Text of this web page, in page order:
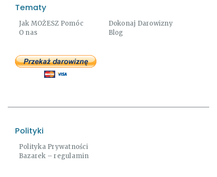
Tematy
Jak MOŻESZ Pomóc
Dokonaj Darowizny
O nas
Blog
Polityki
Polityka Prywatności
Bazarek – regulamin